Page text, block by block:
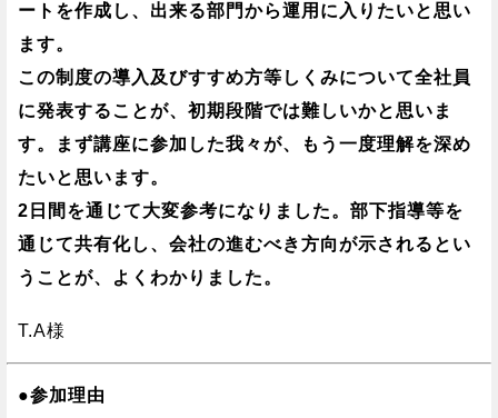
ートを作成し、出来る部門から運用に入りたいと思い
ます。
この制度の導入及びすすめ方等しくみについて全社員
に発表することが、初期段階では難しいかと思いま
す。まず講座に参加した我々が、もう一度理解を深め
たいと思います。
2日間を通じて大変参考になりました。部下指導等を
通じて共有化し、会社の進むべき方向が示されるとい
うことが、よくわかりました。
T.A様
●参加理由